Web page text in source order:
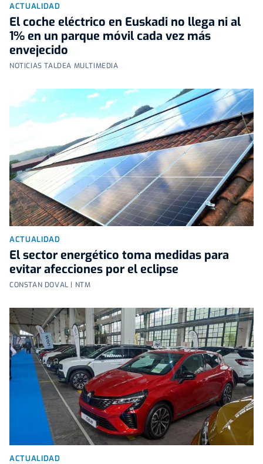
ACTUALIDAD
El coche eléctrico en Euskadi no llega ni al
1% en un parque móvil cada vez más
envejecido
NOTICIAS TALDEA MULTIMEDIA
ACTUALIDAD
El sector energético toma medidas para
evitar afecciones por el eclipse
CONSTAN DOVAL | NTM
ACTUALIDAD